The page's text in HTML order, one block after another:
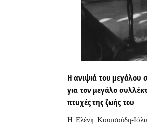
Η ανιψιά του μεγάλου
για τον μεγάλο
πτυχές της ζωής του
Η Ελένη Κουτσούδη-